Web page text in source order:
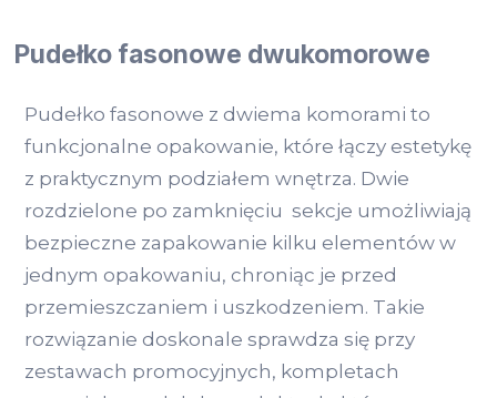
Pudełko fasonowe dwukomorowe
Pudełko fasonowe z dwiema komorami to
funkcjonalne opakowanie, które łączy estetykę
z praktycznym podziałem wnętrza. Dwie
rozdzielone po zamknięciu sekcje umożliwiają
bezpieczne zapakowanie kilku elementów w
jednym opakowaniu, chroniąc je przed
przemieszczaniem i uszkodzeniem. Takie
rozwiązanie doskonale sprawdza się przy
zestawach promocyjnych, kompletach